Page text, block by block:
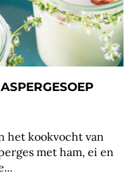
het kookvocht van
met ham, ei en